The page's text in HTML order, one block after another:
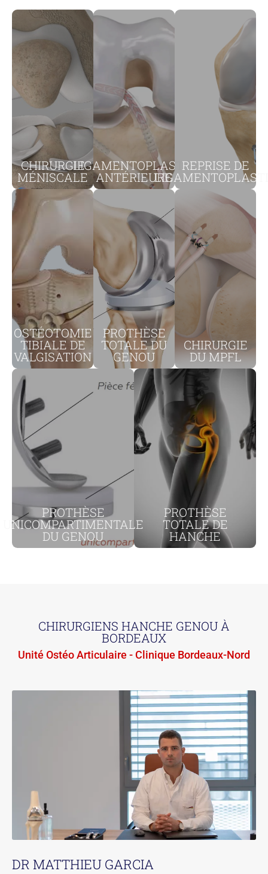
CHIRURGIE
MÉNISCALE
LIGAMENTOPLASTIE
ANTÉRIEURE
REPRISE DE
OSTÉOTOMIE
TIBIALE DE
VALGISATION
PROTHÈSE
TOTALE DU
GENOU
CHIRURGIE
DU MPFL
PROTHÈSE
TOTALE DE
HANCHE
PROTHÈSE
UNICOMPARTIMENTALE
DU GENOU
CHIRURGIENS HANCHE GENOU À
BORDEAUX
Unité Ostéo Articulaire - Clinique Bordeaux-Nord
DR MATTHIEU GARCIA